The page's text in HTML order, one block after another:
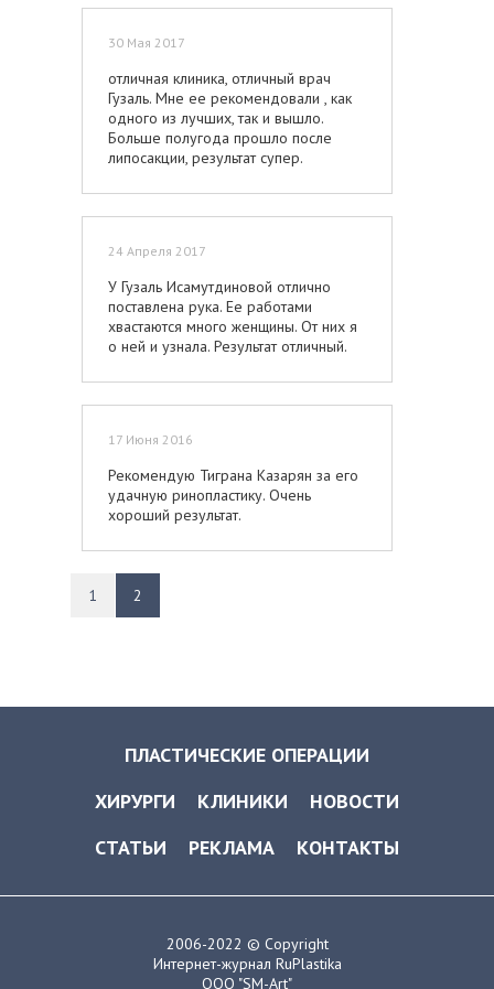
30 Мая 2017
отличная клиника, отличный врач
Гузаль. Мне ее рекомендовали , как
одного из лучших, так и вышло.
Больше полугода прошло после
липосакции, результат супер.
24 Апреля 2017
У Гузаль Исамутдиновой отлично
поставлена рука. Ее работами
хвастаются много женщины. От них я
о ней и узнала. Результат отличный.
17 Июня 2016
Рекомендую Тиграна Казарян за его
удачную ринопластику. Очень
хороший результат.
1 2
ПЛАСТИЧЕСКИЕ ОПЕРАЦИИ
ХИРУРГИ
КЛИНИКИ
НОВОСТИ
СТАТЬИ
РЕКЛАМА КОНТАКТЫ
2006-2022 © Copyright
Интернет-журнал RuPlastika
ООО "SM-Art"